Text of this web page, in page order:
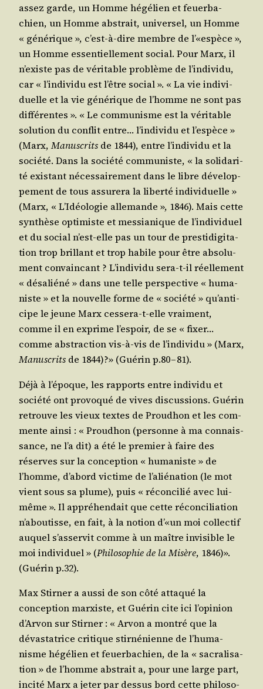
assez garde, un Homme hégé­lien et feuer­ba­
chien, un Homme abs­trait, uni­ver­sel, un Homme
« géné­rique », c’est-à-dire membre de l’«espèce »,
un Homme essen­tiel­le­ment social. Pour Marx, il
n’existe pas de véri­table pro­blème de l’in­di­vi­du,
car « l’in­di­vi­du est l’être social ». « La vie indi­vi­
duelle et la vie géné­rique de l’homme ne sont pas
dif­fé­rentes ». « Le com­mu­nisme est la véri­table
solu­tion du conflit entre… l’in­di­vi­du et l’es­pèce »
(Marx,Manus­crits de 1844), entre l’in­di­vi­du et la
socié­té. Dans la socié­té com­mu­niste, « la soli­da­ri­
té exis­tant néces­sai­re­ment dans le libre déve­lop­
pe­ment de tous assu­re­ra la liber­té indi­vi­duelle »
(Marx, « L’I­déo­lo­gie alle­mande », 1846). Mais cette
syn­thèse opti­miste et mes­sia­nique de l’in­di­vi­duel
et du social n’est-elle pas un tour de pres­ti­di­gi­ta­
tion trop brillant et trop habile pour être abso­lu­
ment convain­cant ? L’in­di­vi­du sera-t-il réel­le­ment
« désa­lié­né » dans une telle pers­pec­tive « huma­
niste » et la nou­velle forme de « socié­té » qu’an­ti­
cipe le jeune Marx ces­se­ra-t-elle vrai­ment,
comme il en exprime l’es­poir, de se « fixer…
comme abs­trac­tion vis-à-vis de l’in­di­vi­du » (Marx,
Manus­crits de 1844)?» (Gué­rin p.80 – 81).
Déjà à l’é­poque, les rap­ports entre indi­vi­du et
socié­té ont pro­vo­qué de vives dis­cus­sions. Gué­rin
retrouve les vieux textes de Prou­dhon et les com­
mente ain­si : « Prou­dhon (per­sonne à ma connais­
sance, ne l’a dit) a été le pre­mier à faire des
réserves sur la concep­tion « huma­niste » de
l’homme, d’a­bord vic­time de l’a­lié­na­tion (le mot
vient sous sa plume), puis « récon­ci­lié avec lui-
même ». Il appré­hen­dait que cette récon­ci­lia­tion
n’a­bou­tisse, en fait, à la notion d’«un moi col­lec­tif
auquel s’as­ser­vit comme à un maître invi­sible le
moi indi­vi­duel » (Phi­lo­so­phie de la Misère, 1846)».
(Gué­rin p.32).
Max Stir­ner a aus­si de son côté atta­qué la
concep­tion mar­xiste, et Gué­rin cite ici l’o­pi­nion
d’Ar­von sur Stir­ner : « Arvon a mon­tré que la
dévas­ta­trice cri­tique stir­né­nienne de l’hu­ma­
nisme hégé­lien et feuer­ba­chien, de la « sacra­li­sa­
tion » de l’homme abs­trait a, pour une large part,
inci­té Marx a jeter par des­sus bord cette phi­lo­so­